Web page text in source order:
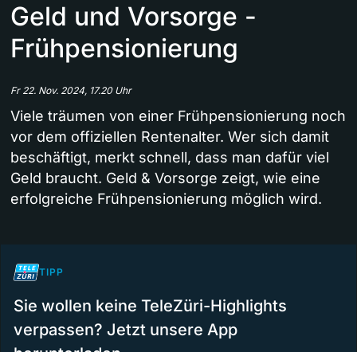
Geld und Vorsorge -
Frühpensionierung
Fr 22. Nov. 2024, 17.20 Uhr
Viele träumen von einer Frühpensionierung noch
vor dem offiziellen Rentenalter. Wer sich damit
beschäftigt, merkt schnell, dass man dafür viel
Geld braucht. Geld & Vorsorge zeigt, wie eine
erfolgreiche Frühpensionierung möglich wird.
TIPP
Sie wollen keine TeleZüri-Highlights
verpassen? Jetzt unsere App